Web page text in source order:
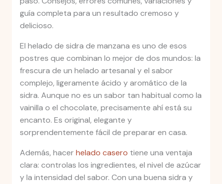
guía completa para un resultado cremoso y
delicioso.
El helado de sidra de manzana es uno de esos
postres que combinan lo mejor de dos mundos: la
frescura de un helado artesanal y el sabor
complejo, ligeramente ácido y aromático de la
sidra. Aunque no es un sabor tan habitual como la
vainilla o el chocolate, precisamente ahí está su
encanto. Es original, elegante y
sorprendentemente fácil de preparar en casa.
Además, hacerhelado casero tiene una ventaja
clara: controlas los ingredientes, el nivel de azúcar
y la intensidad del sabor. Con una buena sidra y